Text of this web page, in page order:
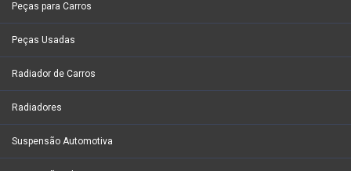
Peças para Carros
Peças Usadas
Radiador de Carros
Radiadores
Suspensão Automotiva